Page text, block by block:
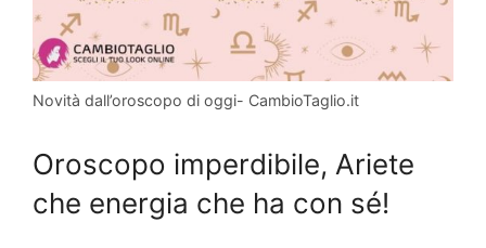
Novità dall’oroscopo di oggi- CambioTaglio.it
Oroscopo imperdibile, Ariete
che energia che ha con sé!